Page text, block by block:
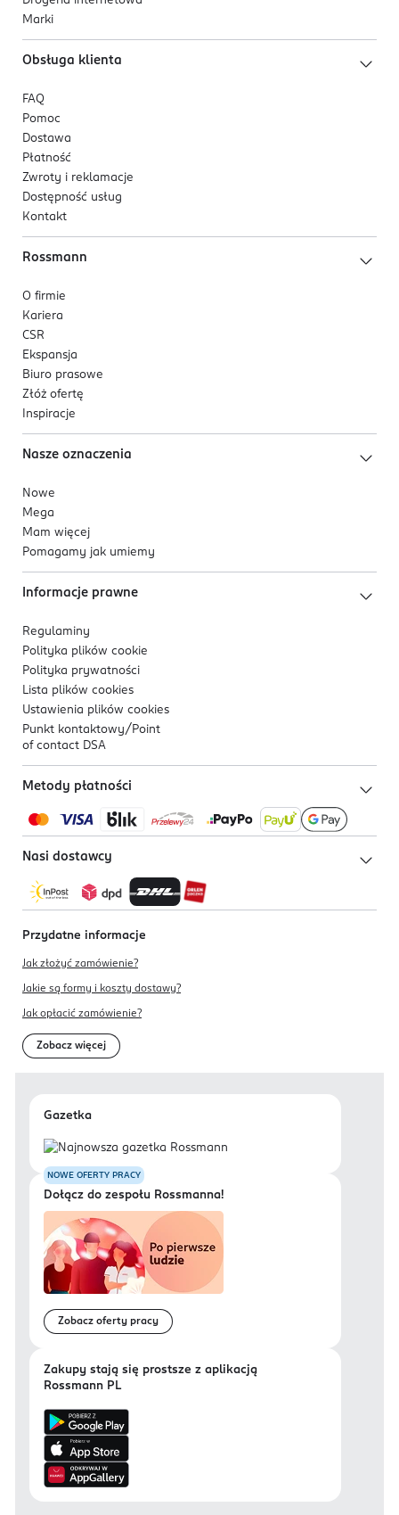
Marki
Obsługa klienta
FAQ
Pomoc
Dostawa
Płatność
Zwroty i reklamacje
Dostępność usług
Kontakt
Rossmann
O firmie
Kariera
CSR
Ekspansja
Biuro prasowe
Złóż ofertę
Inspiracje
Nasze oznaczenia
Nowe
Mega
Mam więcej
Pomagamy jak umiemy
Informacje prawne
Regulaminy
Polityka plików cookie
Polityka prywatności
Lista plików cookies
Ustawienia plików cookies
Punkt kontaktowy/ Point
of contact DSA
Metody płatności
Nasi dostawcy
Przydatne informacje
Jak złożyć zamówienie?
Jakie są formy i koszty dostawy?
Jak opłacić zamówienie?
Zobacz więcej
Gazetka
NOWE OFERTY PRACY
Dołącz do zespołu Rossmanna!
Zobacz oferty pracy
Zakupy stają się prostsze z aplikacją
Rossmann PL